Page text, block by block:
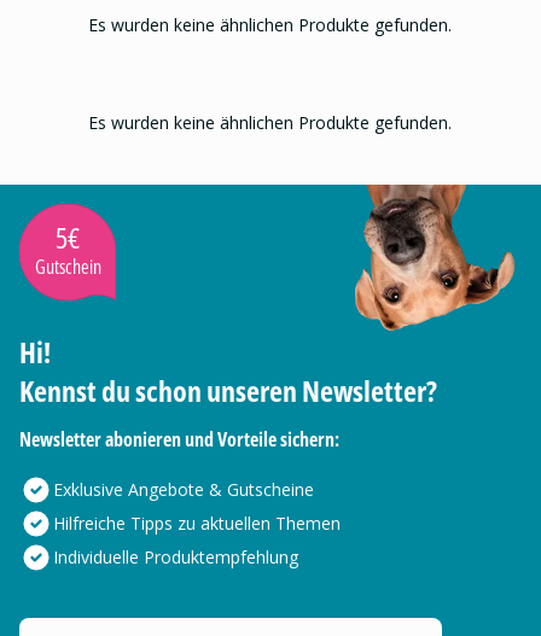
Es wurden keine ähnlichen Produkte gefunden.
Es wurden keine ähnlichen Produkte gefunden.
5€
Gutschein
Hi!
Kennst du schon unseren Newsletter?
Newsletter abonieren und Vorteile sichern:
Exklusive Angebote & Gutscheine
Hilfreiche Tipps zu aktuellen Themen
Individuelle Produktempfehlung
Deine E-Mail Adresse